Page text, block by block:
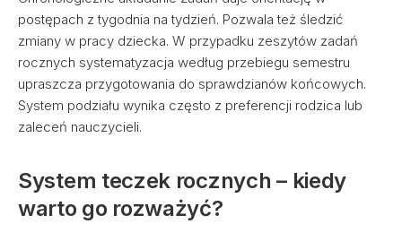
postępach z tygodnia na tydzień. Pozwala też śledzić
zmiany w pracy dziecka. W przypadku zeszytów zadań
rocznych systematyzacja według przebiegu semestru
upraszcza przygotowania do sprawdzianów końcowych.
System podziału wynika często z preferencji rodzica lub
zaleceń nauczycieli.
System teczek rocznych – kiedy
warto go rozważyć?